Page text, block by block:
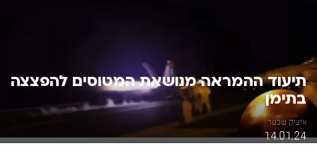
תיעוד ההמראה מנושאת המטוסים להפצצה
בתימן
איציק שכטר
14.01.24